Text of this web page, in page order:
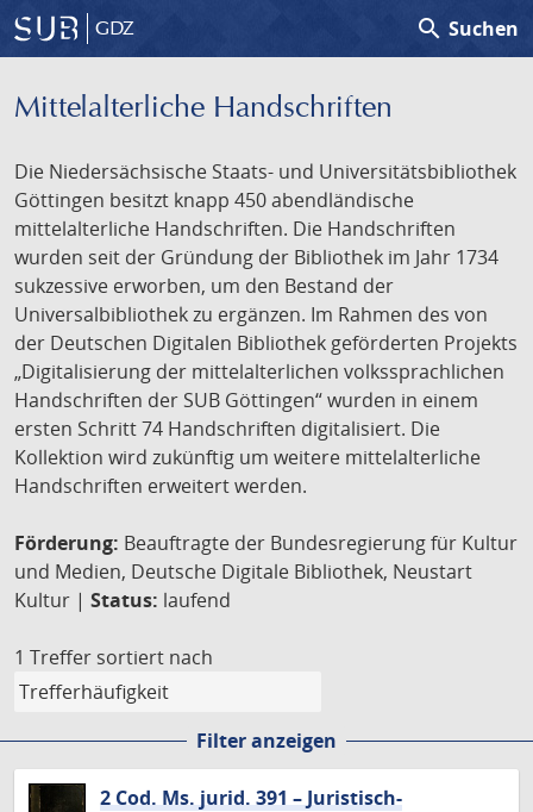
GDZ search Suchen
Mittelalterliche Handschriften
Die Niedersächsische Staats- und Universitätsbibliothek
Göttingen besitzt knapp 450 abendländische
mittelalterliche Handschriften. Die Handschriften
wurden seit der Gründung der Bibliothek im Jahr 1734
sukzessive erworben, um den Bestand der
Universalbibliothek zu ergänzen. Im Rahmen des von
der Deutschen Digitalen Bibliothek geförderten Projekts
„Digitalisierung der mittelalterlichen volkssprachlichen
Handschriften der SUB Göttingen“ wurden in einem
ersten Schritt 74 Handschriften digitalisiert. Die
Kollektion wird zukünftig um weitere mittelalterliche
Handschriften erweitert werden.
Förderung: Beauftragte der Bundesregierung für Kultur
und Medien, Deutsche Digitale Bibliothek, Neustart
Kultur | Status: laufend
1 Treffer sortiert nach
Filter anzeigen
2 Cod. Ms. jurid. 391 – Juristisch-